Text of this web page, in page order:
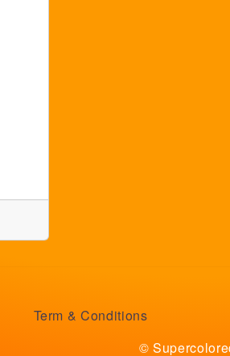
Term & Conditions
©